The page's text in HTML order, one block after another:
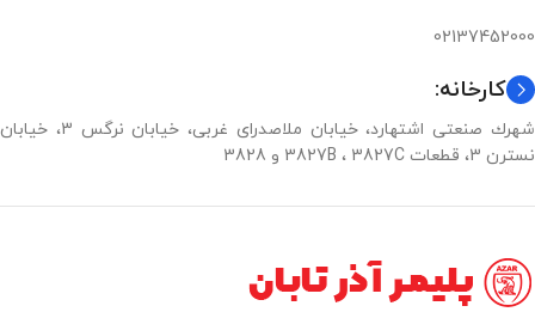
02137452000
کارخانه:
شهرك صنعتی اشتهارد، خيابان ملاصدرای غربی، خيابان نرگس 3، خيابان
نسترن 3، قطعات 3827B ، 3827C و 3828